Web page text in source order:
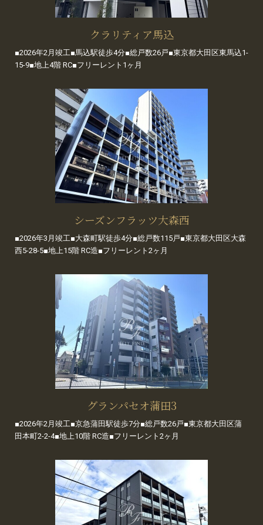
クラリティア馬込
■2026年2月竣工■馬込駅徒歩4分■総戸数26戸■東京都大田区東馬込1-
15-9■地上4階 RC■フリーレント1ヶ月
シーズンフラッツ大森西
■2026年3月竣工■大森町駅徒歩4分■総戸数115戸■東京都大田区大森
西5-28-5■地上15階 RC造■フリーレント2ヶ月
グランパセオ蒲田3
■2026年2月竣工■京急蒲田駅徒歩7分■総戸数26戸■東京都大田区蒲
田本町2-2-4■地上10階 RC造■フリーレント2ヶ月